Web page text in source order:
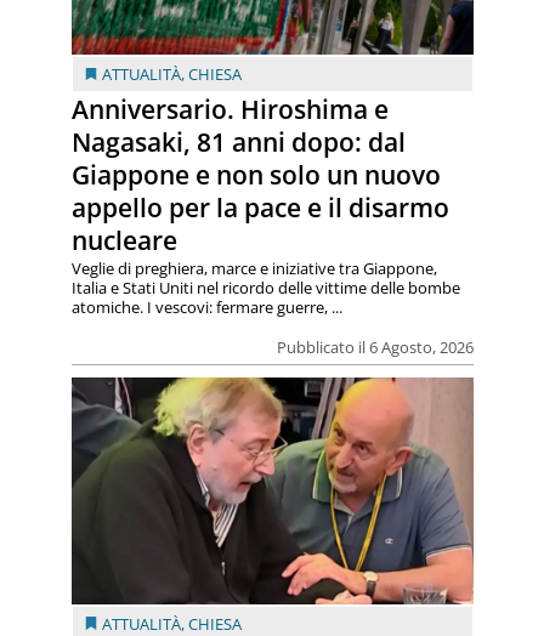
ATTUALITÀ,CHIESA
Anniversario. Hiroshima e
Nagasaki, 81 anni dopo: dal
Giappone e non solo un nuovo
appello per la pace e il disarmo
nucleare
Pubblicato il 6 Agosto, 2026
Veglie di preghiera, marce e iniziative tra Giappone,
Italia e Stati Uniti nel ricordo delle vittime delle bombe
atomiche. I vescovi: fermare guerre, ...
ATTUALITÀ,CHIESA